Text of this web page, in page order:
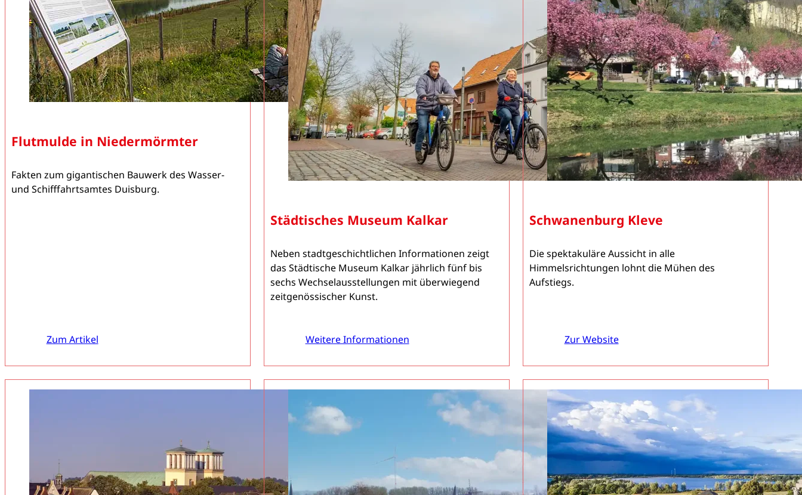
Flutmulde in Niedermörmter
Fakten zum gigantischen Bauwerk des Wasser-
und Schifffahrtsamtes Duisburg.
Zum Artikel
Städtisches Museum Kalkar
Neben stadtgeschichtlichen Informationen zeigt
das Städtische Museum Kalkar jährlich fünf bis
sechs Wechselausstellungen mit überwiegend
zeitgenössischer Kunst.
Weitere Informationen
Schwanenburg Kleve
Die spektakuläre Aussicht in alle
Himmelsrichtungen lohnt die Mühen des
Aufstiegs.
Zur Website